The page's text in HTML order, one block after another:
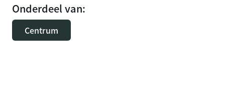
Onderdeel van:
Centrum